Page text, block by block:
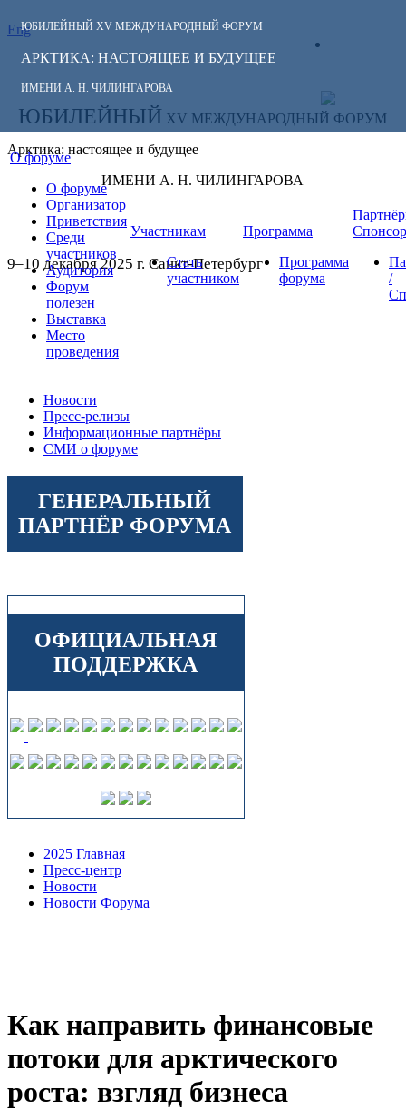
ЮБИЛЕЙНЫЙ XV МЕЖДУНАРОДНЫЙ ФОРУМ
АРКТИКА: НАСТОЯЩЕЕ И БУДУЩЕЕ
ИМЕНИ А. Н. ЧИЛИНГАРОВА
Eng
СЛЕДИТЕ ЗА
НОВОСТЯМИ
ФОРУМА:
ЮБИЛЕЙНЫЙ XV МЕЖДУНАРОДНЫЙ ФОРУМ
Арктика: настоящее и будущее
ИМЕНИ А. Н. ЧИЛИНГАРОВА
9–10 декабря 2025 г. Санкт-Петербург
О форуме
О форуме
Организатор
Приветствия
Среди
участников
Аудитория
Форум
полезен
Выставка
Место
проведения
Участникам
Стать
участником
Программа
Программа
форума
/
Новости
Пресс-релизы
Информационные партнёры
СМИ о форуме
ГЕНЕРАЛЬНЫЙ
ПАРТНЁР ФОРУМА
ОФИЦИАЛЬНАЯ
ПОДДЕРЖКА
2025 Главная
Пресс-центр
Новости
Новости Форума
Как направить финансовые
потоки для арктического
роста: взгляд бизнеса